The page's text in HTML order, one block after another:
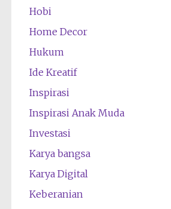
Hobi
Home Decor
Hukum
Ide Kreatif
Inspirasi
Inspirasi Anak Muda
Investasi
Karya bangsa
Karya Digital
Keberanian